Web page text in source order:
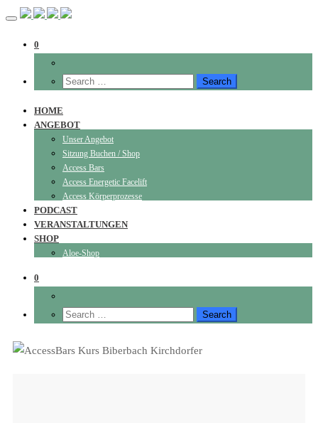
0
HOME
ANGEBOT
Unser Angebot
Sitzung Buchen / Shop
Access Bars
Access Energetic Facelift
Access Körperprozesse
PODCAST
VERANSTALTUNGEN
SHOP
Aloe-Shop
0